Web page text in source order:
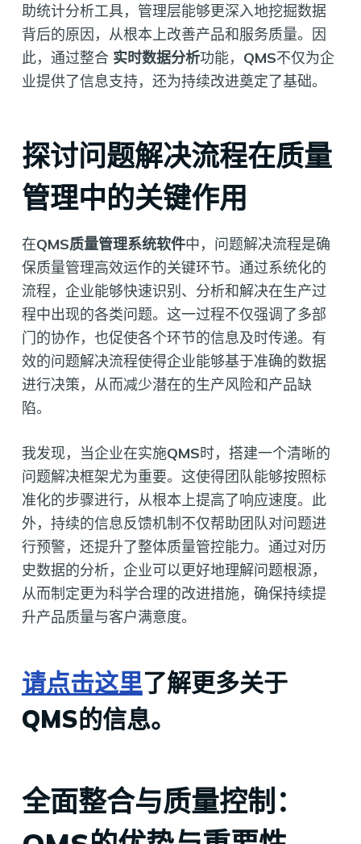
助统计分析工具，管理层能够更深入地挖掘数据
背后的原因，从根本上改善产品和服务质量。因
此，通过整合 实时数据分析功能， QMS不仅为企
业提供了信息支持，还为持续改进奠定了基础。
探讨问题解决流程在质量
管理中的关键作用
在QMS质量管理系统软件中，问题解决流程是确
保质量管理高效运作的关键环节。通过系统化的
流程，企业能够快速识别、分析和解决在生产过
程中出现的各类问题。这一过程不仅强调了多部
门的协作，也促使各个环节的信息及时传递。有
效的问题解决流程使得企业能够基于准确的数据
进行决策，从而减少潜在的生产风险和产品缺
陷。
我发现，当企业在实施QMS时，搭建一个清晰的
问题解决框架尤为重要。这使得团队能够按照标
准化的步骤进行，从根本上提高了响应速度。此
外，持续的信息反馈机制不仅帮助团队对问题进
行预警，还提升了整体质量管控能力。通过对历
史数据的分析，企业可以更好地理解问题根源，
从而制定更为科学合理的改进措施，确保持续提
升产品质量与客户满意度。
请点击这里了解更多关于
QMS的信息。
全面整合与质量控制：